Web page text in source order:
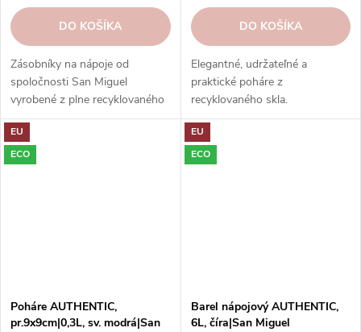
DO KOŠÍKA
Zásobníky na nápoje od
spoločnosti San Miguel
vyrobené z plne recyklovaného
skla. Elegantný a praktický
doplnok do domácnosti.
DO KOŠÍKA
Elegantné, udržateľné a
praktické poháre z
recyklovaného skla.
Preskúmajte našu kolekciu ešte
dnes a nájdite tie správne kúsky
pre svoj domov!
EU
ECO
Poháre AUTHENTIC,
pr.9x9cm|0,3L, sv. modrá|San
EU
ECO
Barel nápojový AUTHENTIC,
6L, číra|San Miguel